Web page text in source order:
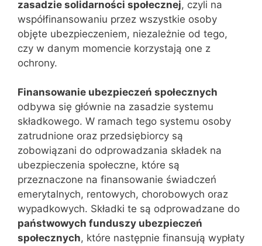
zasadzie solidarności społecznej, czyli na
współfinansowaniu przez wszystkie osoby
objęte ubezpieczeniem, niezależnie od tego,
czy w danym momencie korzystają one z
ochrony.
Finansowanie ubezpieczeń społecznych
odbywa się głównie na zasadzie systemu
składkowego. W ramach tego systemu osoby
zatrudnione oraz przedsiębiorcy są
zobowiązani do odprowadzania składek na
ubezpieczenia społeczne, które są
przeznaczone na finansowanie świadczeń
emerytalnych, rentowych, chorobowych oraz
wypadkowych. Składki te są odprowadzane do
państwowych funduszy ubezpieczeń
społecznych, które następnie finansują wypłaty